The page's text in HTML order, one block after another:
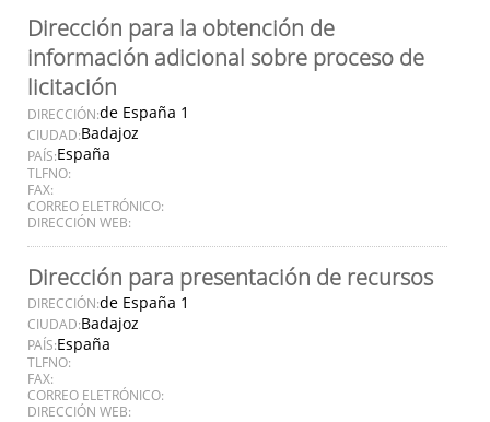
Dirección para la obtención de
información adicional sobre proceso de
licitación
DIRECCIÓN:de España 1
CIUDAD:Badajoz
PAÍS:España
TLFNO:
FAX:
CORREO ELETRÓNICO:
DIRECCIÓN WEB:
Dirección para presentación de recursos
DIRECCIÓN:de España 1
CIUDAD:Badajoz
PAÍS:España
TLFNO:
FAX:
CORREO ELETRÓNICO:
DIRECCIÓN WEB: